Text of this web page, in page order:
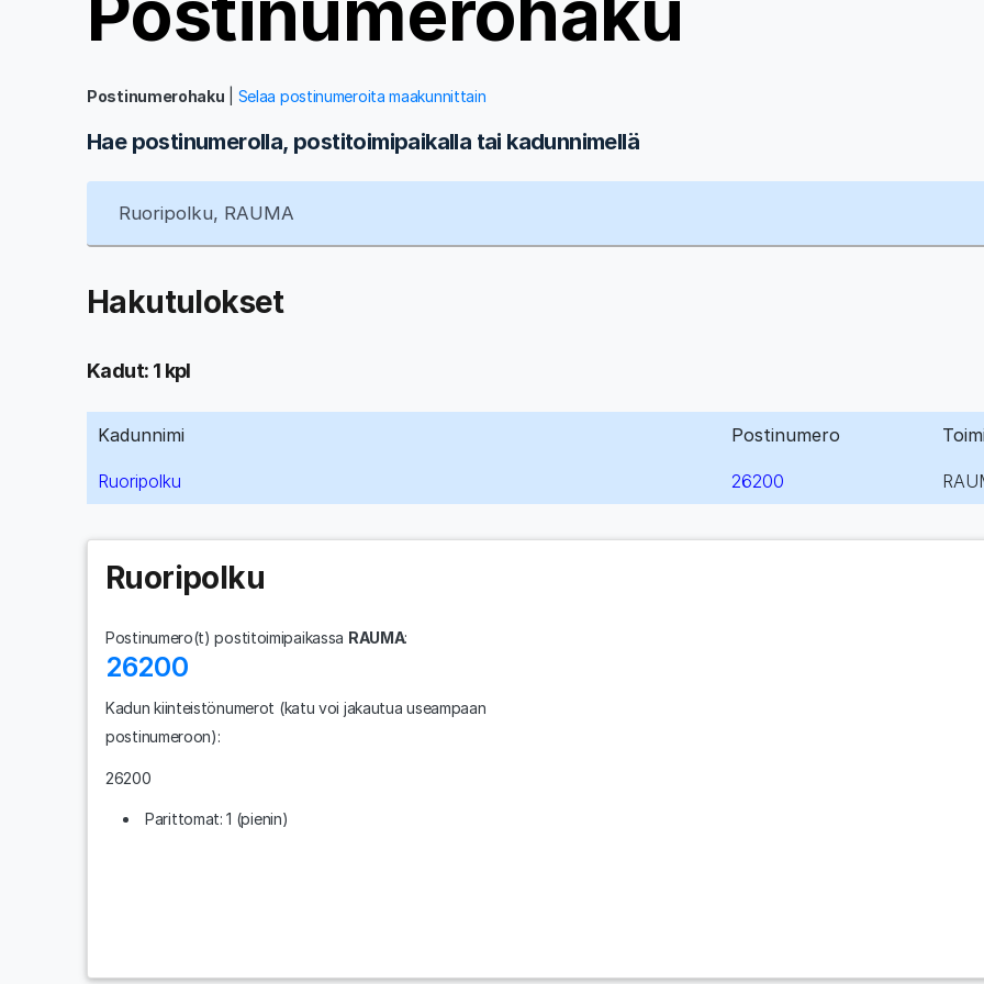
Postinumerohaku Selaa postinumeroita maakunnittain
Hae postinumerolla, postitoimipaikalla tai kadunnimellä
Hakutulokset
Kadut: 1 kpl
Kadunnimi Postinumero
Ruoripolku 26200
Ruoripolku
Postinumero(t) postitoimipaikassa RAUMA:
26200
Kadun kiinteistönumerot (katu voi jakautua useampaan
postinumeroon):
26200
Parittomat: 1 (pienin)